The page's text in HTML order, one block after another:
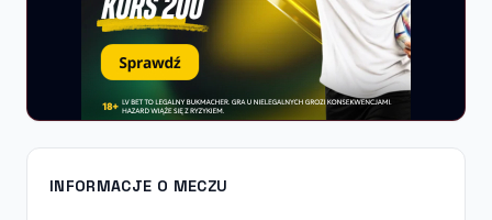
INFORMACJE O MECZU